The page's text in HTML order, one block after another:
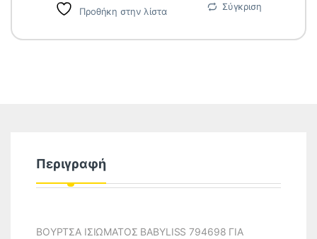
Προθήκη στην λίστα Σύγκριση
Περιγραφή
ΒΟΥΡΤΣΑ ΙΣΙΩΜΑΤΟΣ BABYLISS 794698 ΓΙΑ